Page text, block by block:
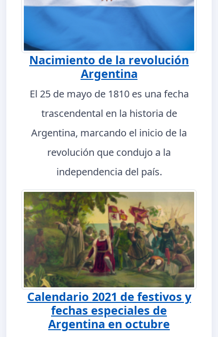
Nacimiento de la revolución
Argentina
El 25 de mayo de 1810 es una fecha
trascendental en la historia de
Argentina, marcando el inicio de la
revolución que condujo a la
independencia del país.
Calendario 2021 de festivos y
fechas especiales de
Argentina en octubre